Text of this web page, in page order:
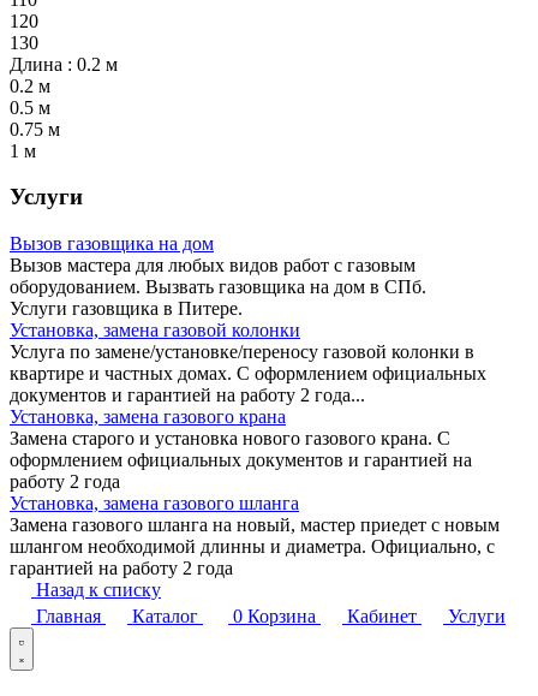
120
130
Длина : 0.2 м
0.2 м
0.5 м
0.75 м
1 м
Услуги
Вызов газовщика на дом
Вызов мастера для любых видов работ с газовым
оборудованием. Вызвать газовщика на дом в СПб.
Услуги газовщика в Питере.
Установка, замена газовой колонки
Услуга по замене/установке/переносу газовой колонки в
квартире и частных домах. С оформлением официальных
документов и гарантией на работу 2 года...
Установка, замена газового крана
Замена старого и установка нового газового крана. С
оформлением официальных документов и гарантией на
работу 2 года
Установка, замена газового шланга
Замена газового шланга на новый, мастер приедет с новым
шлангом необходимой длинны и диаметра. Официально, c
гарантией на работу 2 года
Назад к списку
Главная
Каталог 0 Корзина Кабинет Услуги